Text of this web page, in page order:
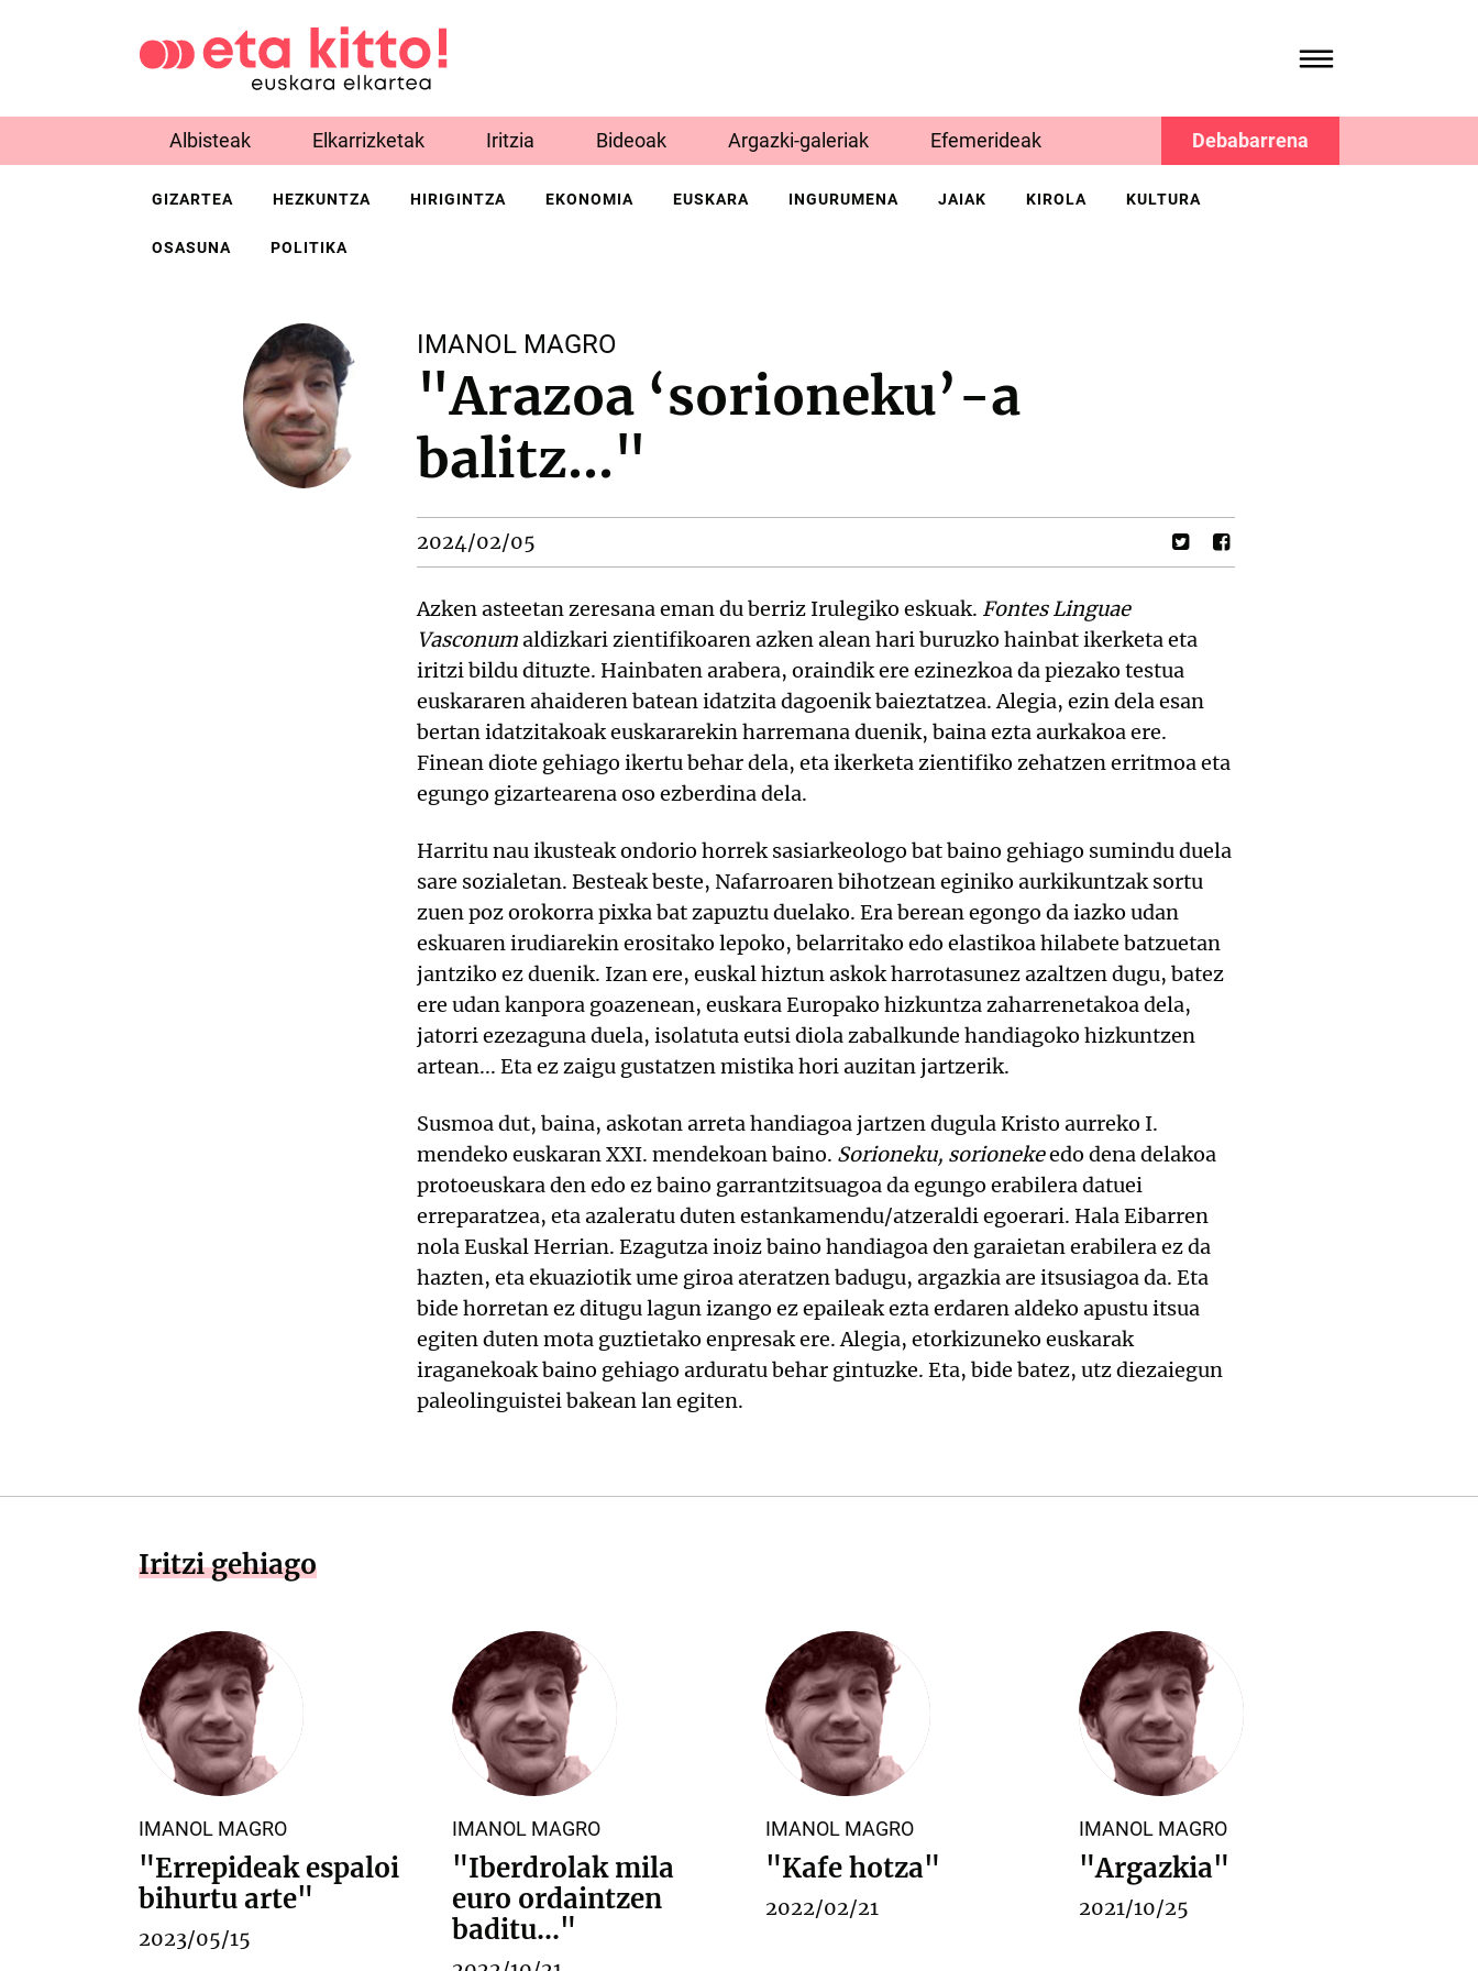
Albisteak Elkarrizketak Iritzia Bideoak Argazki-galeriak Efemerideak Debabarrena
GIZARTEA HEZKUNTZA HIRIGINTZA EKONOMIA EUSKARA INGURUMENA JAIAK KIROLA KULTURA
OSASUNA POLITIKA
IMANOL MAGRO
"Arazoa ‘sorioneku’-a
balitz…"
2024/02/05
Azken asteetan zeresana eman du berriz Irulegiko eskuak. Fontes Linguae
Vasconumaldizkari zientifikoaren azken alean hari buruzko hainbat ikerketa eta
iritzi bildu dituzte. Hainbaten arabera, oraindik ere ezinezkoa da piezako testua
euskararen ahaideren batean idatzita dagoenik baieztatzea. Alegia, ezin dela esan
bertan idatzitakoak euskararekin harremana duenik, baina ezta aurkakoa ere.
Finean diote gehiago ikertu behar dela, eta ikerketa zientifiko zehatzen erritmoa eta
egungo gizartearena oso ezberdina dela.
Harritu nau ikusteak ondorio horrek sasiarkeologo bat baino gehiago sumindu duela
sare sozialetan. Besteak beste, Nafarroaren bihotzean eginiko aurkikuntzak sortu
zuen poz orokorra pixka bat zapuztu duelako. Era berean egongo da iazko udan
eskuaren irudiarekin erositako lepoko, belarritako edo elastikoa hilabete batzuetan
jantziko ez duenik. Izan ere, euskal hiztun askok harrotasunez azaltzen dugu, batez
ere udan kanpora goazenean, euskara Europako hizkuntza zaharrenetakoa dela,
jatorri ezezaguna duela, isolatuta eutsi diola zabalkunde handiagoko hizkuntzen
artean... Eta ez zaigu gustatzen mistika hori auzitan jartzerik.
Susmoa dut, baina, askotan arreta handiagoa jartzen dugula Kristo aurreko I.
mendeko euskaran XXI. mendekoan baino. Sorioneku, sorionekeedo dena delakoa
protoeuskara den edo ez baino garrantzitsuagoa da egungo erabilera datuei
erreparatzea, eta azaleratu duten estankamendu/atzeraldi egoerari. Hala Eibarren
nola Euskal Herrian. Ezagutza inoiz baino handiagoa den garaietan erabilera ez da
hazten, eta ekuaziotik ume giroa ateratzen badugu, argazkia are itsusiagoa da. Eta
bide horretan ez ditugu lagun izango ez epaileak ezta erdaren aldeko apustu itsua
egiten duten mota guztietako enpresak ere. Alegia, etorkizuneko euskarak
iraganekoak baino gehiago arduratu behar gintuzke. Eta, bide batez, utz diezaiegun
paleolinguistei bakean lan egiten.
Iritzi gehiago
IMANOL MAGRO
"Errepideak espaloi
bihurtu arte"
2023/05/15
IMANOL MAGRO
"Iberdrolak mila
euro ordaintzen
baditu..."
IMANOL MAGRO
"Kafe hotza"
2022/02/21
IMANOL MAGRO
"Argazkia"
2021/10/25